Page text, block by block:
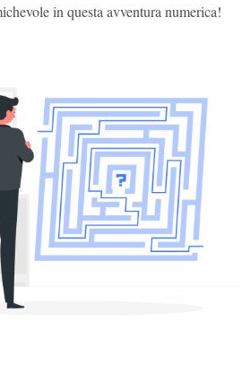
in questa avventura numerica!